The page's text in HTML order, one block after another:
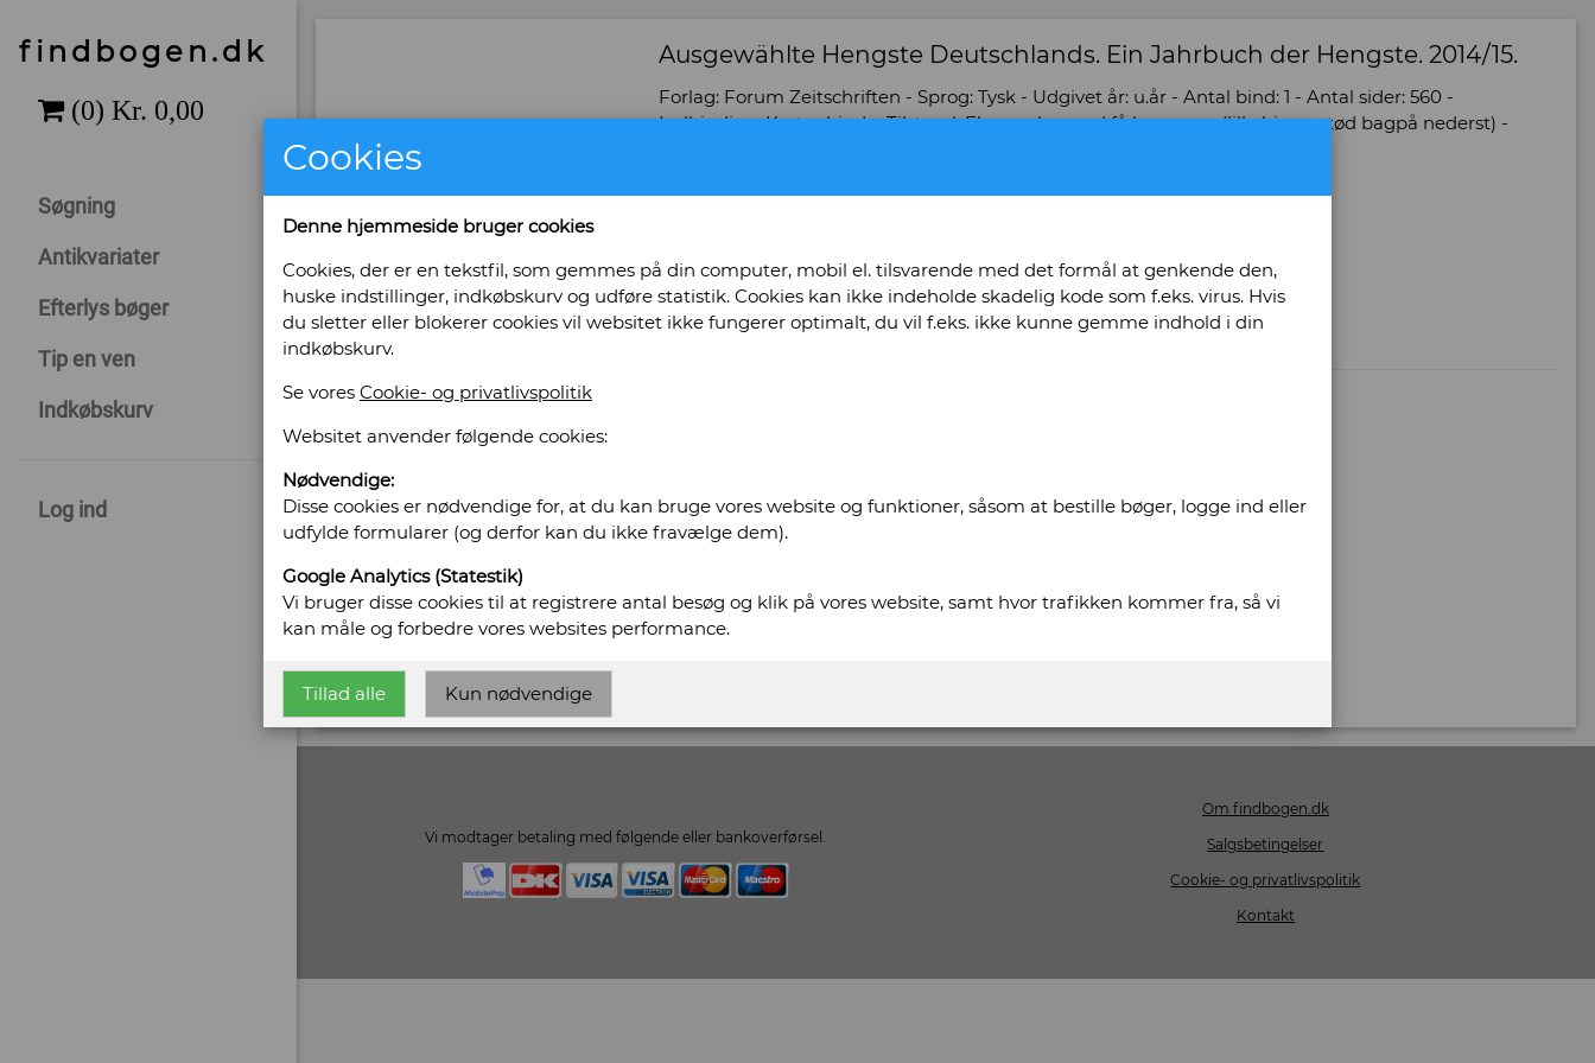
findbogen.dk
Søgning
Antikvariater
Efterlys bøger
Tip en ven
Indkøbskurv
Log ind
Ausgewählte Hengste Deutschlands. Ein Jahrbuch der Hengste. 2014/15.
Forlag: Forum Zeitschriften - Sprog: Tysk - Udgivet år: u.år - Antal bind: 1 - Antal sider: 560 -
Indbinding: Kartonbind. - Tilstand: Eksemplar med få brugsspor(lille hjørnestød bagpå nederst) -
Illustreret i farver. Stort format.
Læg i kurv
Sælges af: Ribe Antikvariat
6630 Rødding
Telefonnr: 75 42 15 12
CVR/SE: 20864044
Hjemmeside: http://www.ribeantikvariat.dk
Email:
peter@ribeantikvariat.dk
Vis alle bøger fra Ribe Antikvariat
Vi modtager betaling med følgende eller bankoverførsel.
Om findbogen.dk
Salgsbetingelser
Cookie- og privatlivspolitik
Kontakt
Cookies
Denne hjemmeside bruger cookies
Cookies, der er en tekstfil, som gemmes på din computer, mobil el. tilsvarende med det formål at genkende den,
huske indstillinger, indkøbskurv og udføre statistik. Cookies kan ikke indeholde skadelig kode som f.eks. virus. Hvis
du sletter eller blokerer cookies vil websitet ikke fungerer optimalt, du vil f.eks. ikke kunne gemme indhold i din
indkøbskurv.
Se vores Cookie- og privatlivspolitik
Websitet anvender følgende cookies:
Nødvendige:
Disse cookies er nødvendige for, at du kan bruge vores website og funktioner, såsom at bestille bøger, logge ind eller
udfylde formularer (og derfor kan du ikke fravælge dem).
Google Analytics (Statestik)
Vi bruger disse cookies til at registrere antal besøg og klik på vores website, samt hvor trafikken kommer fra, så vi
kan måle og forbedre vores websites performance.
Tillad alle Kun nødvendige